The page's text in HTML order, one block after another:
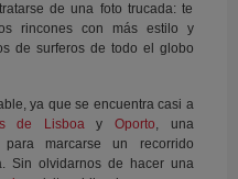
de una foto trucada: te
rincones con más estilo y
de surferos de todo el globo
ya que se encuentra casi a
de Lisboay Oporto, una
para marcarse un recorrido
Sin olvidarnos de hacer una